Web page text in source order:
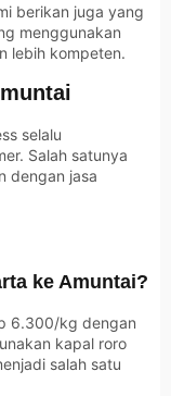
berikan juga yang
menggunakan
lebih kompeten.
selalu
Salah satunya
dengan jasa
ke Amuntai?
6.300/kg dengan
kapal roro
salah satu